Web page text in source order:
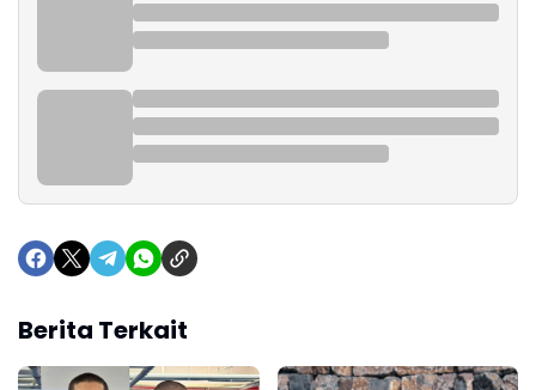
Berita Terkait